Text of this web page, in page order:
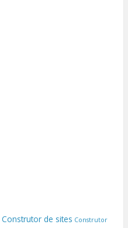
Construtor de sites Construtor